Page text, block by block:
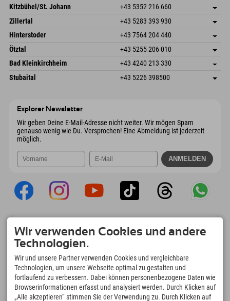
Dorfstr. 127b
6793 Gaschurn/Montafon
Österreich
Adresse speichern
Buchen
Kitzbühel/St. Johann +43 5352 216 660
Speckbacherstraße 87
Österreich
Adresse speichern
Buchen
Zillertal +43 5283 393 930
Schmiedau 2
Österreich
Adresse speichern
Buchen
Hinterstoder +43 7564 204 440
Freizeitpark 10
Österreich
Adresse speichern
Buchen
Ötztal +43 5255 206 010
Gscheat 14
Österreich
Adresse speichern
Buchen
Bad Kleinkirchheim +43 4240 213 330
Dorfstraße 24
Adresse speichern
Stubaital +43 5226 398500
Explorer Newsletter
Wir geben Deine E-Mail-Adresse nicht weiter. Wir mögen Spam
genauso wenig wie Du. Versprochen! Eine Abmeldung ist jederzeit
möglich.
Upload Deiner #ExplorerMoments, Mein
Explorer To Go mit Buchungsübersicht,
Bucketlist, Restaurantübersicht uvm. Jetzt
downloaden!
Zeit für Explorer Moments
Wir verwenden Cookies und andere
Technologien.
Wir und unsere Partner verwenden Cookies und vergleichbare
Technologien, um unsere Webseite optimal zu gestalten und
fortlaufend zu verbessern. Dabei können personenbezogene Daten wie
Browserinformationen erfasst und analysiert werden. Durch Klicken auf
„Alle akzeptieren“ stimmen Sie der Verwendung zu. Durch Klicken auf